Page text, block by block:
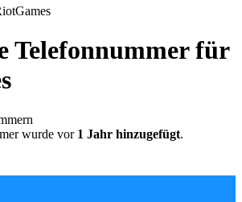
Telefonnummer für
wurde vor 1 Jahr hinzugefügt.